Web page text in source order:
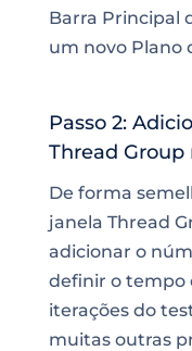
Barra Principal
um novo Plano
Passo 2:
Thread Group
De forma
janela Thread
adicionar o
definir o tempo
iterações do
muitas outras